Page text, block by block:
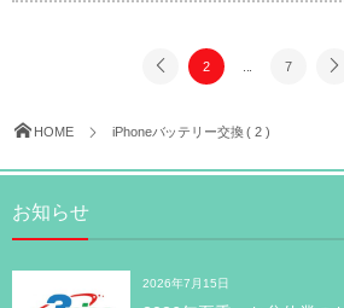
2 7
HOME iPhoneバッテリー交換 ( 2 )
お知らせ
2026年7月15日